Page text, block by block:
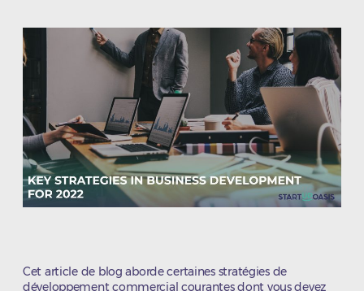
Cet article de blog aborde certaines stratégies de
développement commercial courantes dont vous devez